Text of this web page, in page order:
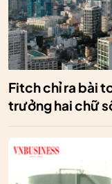
Fitch chỉ ra bài
trưởng hai chữ